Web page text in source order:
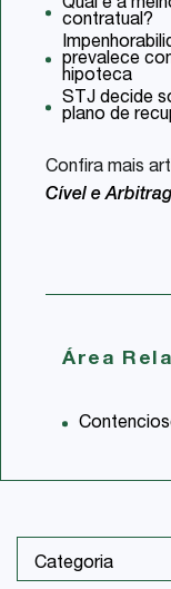
Qual é a
contratual?
prevalece
hipoteca
STJ decide
plano de
Confira mais
Cível e
Área